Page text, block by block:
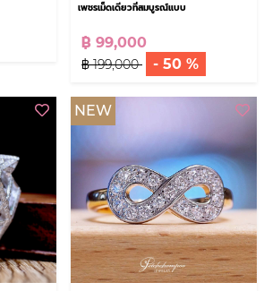
เพชรเม็ดเดียวที่สมบูรณ์แบบ
฿ 99,000
฿ 199,000 - 50 %
NEW